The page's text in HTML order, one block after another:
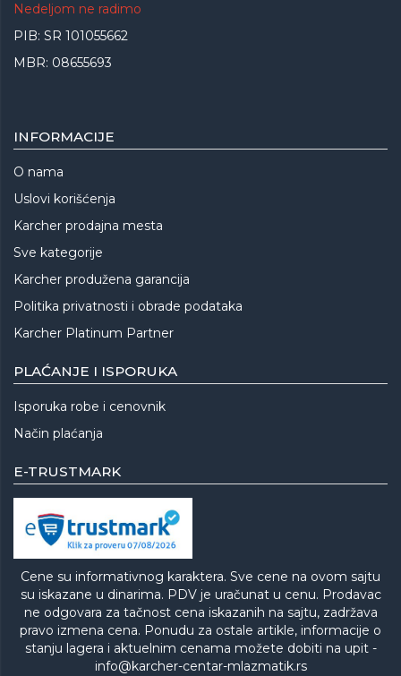
Nedeljom ne radimo
PIB: SR 101055662
MBR: 08655693
INFORMACIJE
O nama
Uslovi korišćenja
Karcher prodajna mesta
Sve kategorije
Karcher produžena garancija
Politika privatnosti i obrade podataka
Karcher Platinum Partner
PLAĆANJE I ISPORUKA
Isporuka robe i cenovnik
Način plaćanja
E-TRUSTMARK
Cene su informativnog karaktera. Sve cene na ovom sajtu
su iskazane u dinarima. PDV je uračunat u cenu. Prodavac
ne odgovara za tačnost cena iskazanih na sajtu, zadržava
pravo izmena cena. Ponudu za ostale artikle, informacije o
stanju lagera i aktuelnim cenama možete dobiti na upit -
info@karcher-centar-mlazmatik.rs